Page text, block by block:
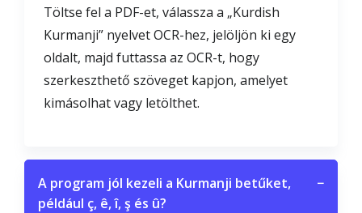
Töltse fel a PDF-et, válassza a „Kurdish
Kurmanji” nyelvet OCR-hez, jelöljön ki egy
oldalt, majd futtassa az OCR-t, hogy
szerkeszthető szöveget kapjon, amelyet
kimásolhat vagy letölthet.
A program jól kezeli a Kurmanji betűket,
például ç, ê, î, ş és û?
−